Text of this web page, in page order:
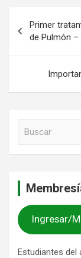
de
entradas
Primer
de Pulmón –
Ingresar/
Estudiantes del